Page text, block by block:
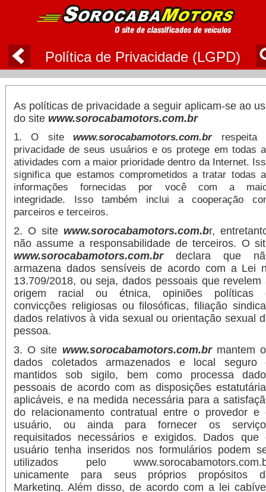
Política de Privacidade (LGPD)
As políticas de privacidade a seguir aplicam-se ao
do site www.sorocabamotors.com.br
1. O sitewww.sorocabamotors.com.brrespeita
privacidade de seus usuários e os protege em todas
atividades com a maior prioridade dentro da Internet.
significa que estamos comprometidos a tratar todas
informações fornecidas por você com a
integridade. Isso também inclui a cooperação
parceiros e terceiros.
2. O site www.sorocabamotors.com.br,
não assume a responsabilidade de terceiros. O
www.sorocabamotors.com.br declara que
armazena dados sensíveis de acordo com a Lei
13.709/2018, ou seja, dados pessoais que revelem
origem racial ou étnica, opiniões políticas
convicções religiosas ou filosóficas, filiação
dados relativos à vida sexual ou orientação sexual
pessoa.
3. O site www.sorocabamotors.com.br mantem
dados coletados armazenados e local seguro
mantidos sob sigilo, bem como processa
pessoais de acordo com as disposições
aplicáveis, e na medida necessária para a
do relacionamento contratual entre o provedor e
usuário, ou ainda para fornecer os
requisitados necessários e exigidos. Dados que
usuário tenha inseridos nos formulários podem
utilizados pelo
unicamente para seus próprios propósitos
Marketing. Além disso, de acordo com a lei